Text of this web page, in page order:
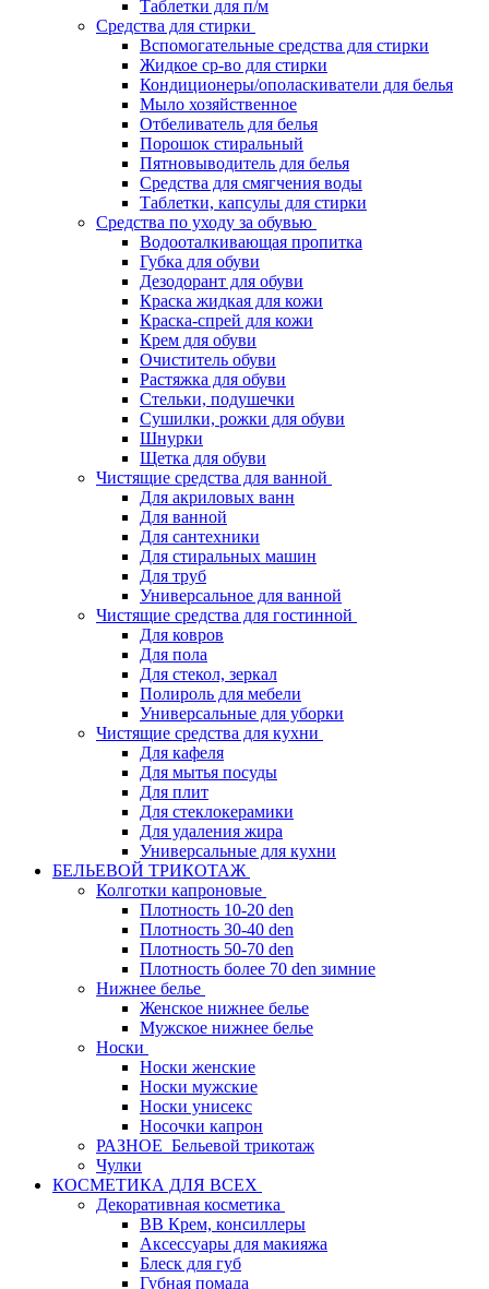
Таблетки для п/м
Средства для стирки
Вспомогательные средства для стирки
Жидкое ср-во для стирки
Кондиционеры/ополаскиватели для белья
Мыло хозяйственное
Отбеливатель для белья
Порошок стиральный
Пятновыводитель для белья
Средства для смягчения воды
Таблетки, капсулы для стирки
Средства по уходу за обувью
Водооталкивающая пропитка
Губка для обуви
Дезодорант для обуви
Краска жидкая для кожи
Краска-спрей для кожи
Крем для обуви
Очиститель обуви
Растяжка для обуви
Стельки, подушечки
Сушилки, рожки для обуви
Шнурки
Щетка для обуви
Чистящие средства для ванной
Для акриловых ванн
Для ванной
Для сантехники
Для стиральных машин
Для труб
Универсальное для ванной
Чистящие средства для гостинной
Для ковров
Для пола
Для стекол, зеркал
Полироль для мебели
Универсальные для уборки
Чистящие средства для кухни
Для кафеля
Для мытья посуды
Для плит
Для стеклокерамики
Для удаления жира
Универсальные для кухни
БЕЛЬЕВОЙ ТРИКОТАЖ
Колготки капроновые
Плотность 10-20 den
Плотность 30-40 den
Плотность 50-70 den
Плотность более 70 den зимние
Нижнее белье
Женское нижнее белье
Мужское нижнее белье
Носки
Носки женские
Носки мужские
Носки унисекс
Носочки капрон
РАЗНОЕ_Бельевой трикотаж
Чулки
КОСМЕТИКА ДЛЯ ВСЕХ
Декоративная косметика
BB Крем, консиллеры
Аксессуары для макияжа
Блеск для губ
Губная помада